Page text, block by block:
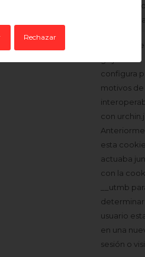
Rechazar
envían
Google
No se usa
configura
motivos de
con
esta
actuaba
con la
__utmb
determinar
usuario
en una
sesión o